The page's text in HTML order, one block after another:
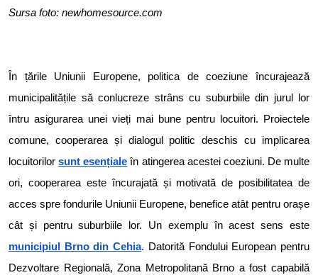
Sursa foto: newhomesource.com
În țările Uniunii Europene, politica de coeziune încurajează
municipalitățile să conlucreze strâns cu suburbiile din jurul lor
întru asigurarea unei vieți mai bune pentru locuitori. Proiectele
comune, cooperarea și dialogul politic deschis cu implicarea
locuitorilorsunt esențialeîn atingerea acestei coeziuni. De multe
ori, cooperarea este încurajată și motivată de posibilitatea de
acces spre fondurile Uniunii Europene, benefice atât pentru orașe
cât și pentru suburbiile lor. Un exemplu în acest sens este
municipiul Brno din Cehia. Datorită Fondului European pentru
Dezvoltare Regională, Zona Metropolitană Brno a fost capabilă